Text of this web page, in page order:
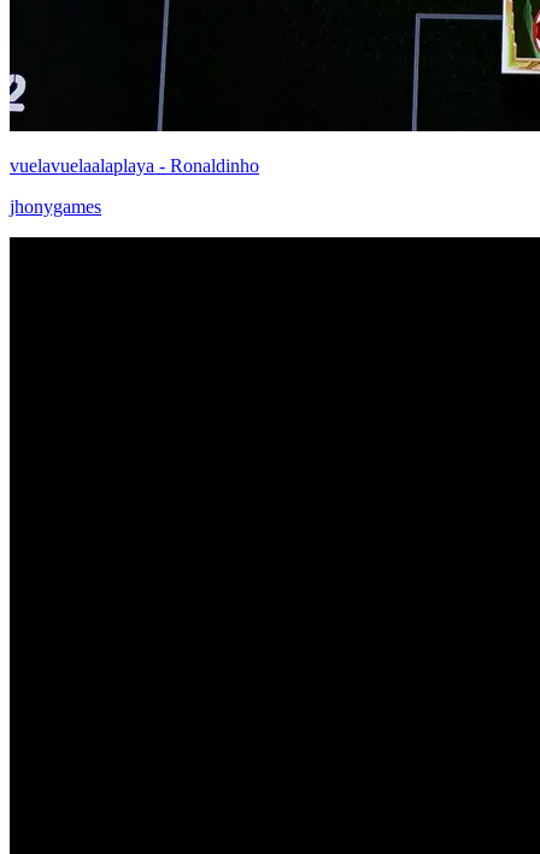
vuelavuelaalaplaya - Ronaldinho
jhonygames